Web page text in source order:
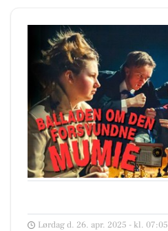
Lørdag d. 26. apr. 2025 - kl. 07:05